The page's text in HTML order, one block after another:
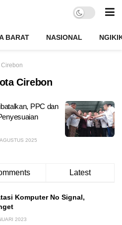
BARAT NASIONAL
Cirebon
Cirebon
PPC dan
2025
Latest
Komputer No Signal,
2023